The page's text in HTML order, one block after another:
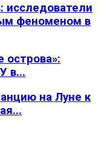
исследователи
феноменом в
острова»:
в...
на Луне к